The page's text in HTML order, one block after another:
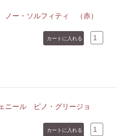
ー・ソルフィティ （赤）
ニール ピノ・グリージョ